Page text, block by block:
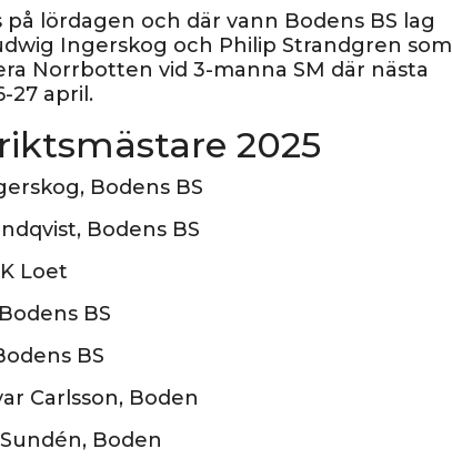
lördagen och där vann Bodens BS lag
Ingerskog och Philip Strandgren som
Norrbotten vid 3-manna SM där nästa
27 april.
2025
Bodens BS
Bodens BS
Loet
BS
BS
Carlsson, Boden
Boden